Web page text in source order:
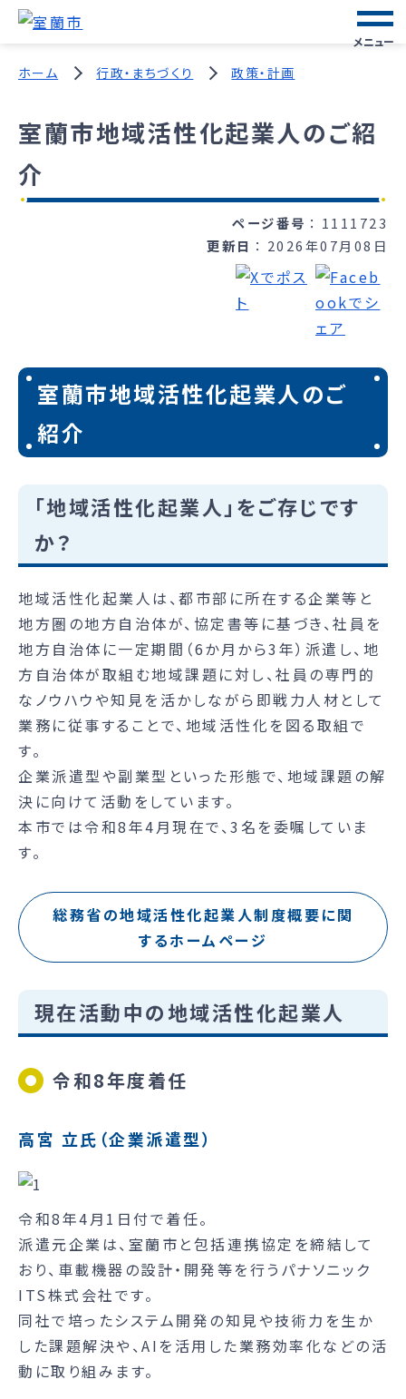
メニュー
ホーム 行政・まちづくり 政策・計画
室蘭市地域活性化起業人のご紹
介
ページ番号
1111723
更新日
2026年07月08日
室蘭市地域活性化起業人のご
紹介
「地域活性化起業人」をご存じです
か？
地域活性化起業人は、都市部に所在する企業等と
地方圏の地方自治体が、協定書等に基づき、社員を
地方自治体に一定期間（6か月から3年）派遣し、地
方自治体が取組む地域課題に対し、社員の専門的
なノウハウや知見を活かしながら即戦力人材として
業務に従事することで、地域活性化を図る取組で
す。
企業派遣型や副業型といった形態で、地域課題の解
決に向けて活動をしています。
本市では令和8年4月現在で、3名を委嘱していま
す。
総務省の地域活性化起業人制度概要に関
するホームページ
現在活動中の地域活性化起業人
令和8年度着任
高宮 立氏（企業派遣型）
令和8年4月1日付で着任。
派遣元企業は、室蘭市と包括連携協定を締結して
おり、車載機器の設計・開発等を行うパナソニック
ITS株式会社です。
同社で培ったシステム開発の知見や技術力を生か
した課題解決や、AIを活用した業務効率化などの活
動に取り組みます。